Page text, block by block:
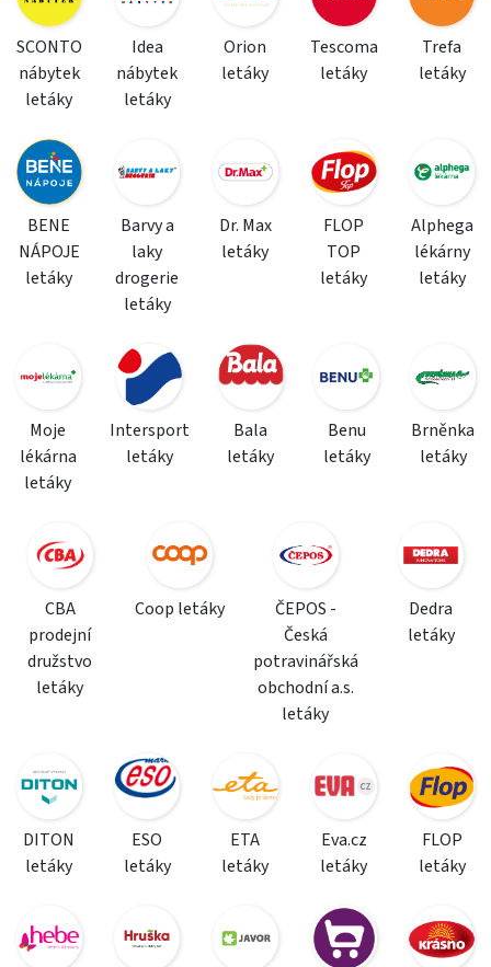
SCONTO
nábytek
letáky
Idea
nábytek
letáky
Orion
letáky
Tescoma
letáky
Trefa
letáky
BENE
NÁPOJE
letáky
Barvy a
laky
drogerie
letáky
Dr. Max
letáky
FLOP
TOP
letáky
Alphega
lékárny
letáky
Moje
lékárna
letáky
Intersport
letáky
Bala
letáky
Benu
letáky
Brněnka
letáky
CBA
prodejní
družstvo
letáky
Coop letáky
ČEPOS -
Česká
potravinářská
obchodní a.s.
letáky
Dedra
letáky
DITON
letáky
ESO
letáky
ETA
letáky
Eva.cz
letáky
FLOP
letáky